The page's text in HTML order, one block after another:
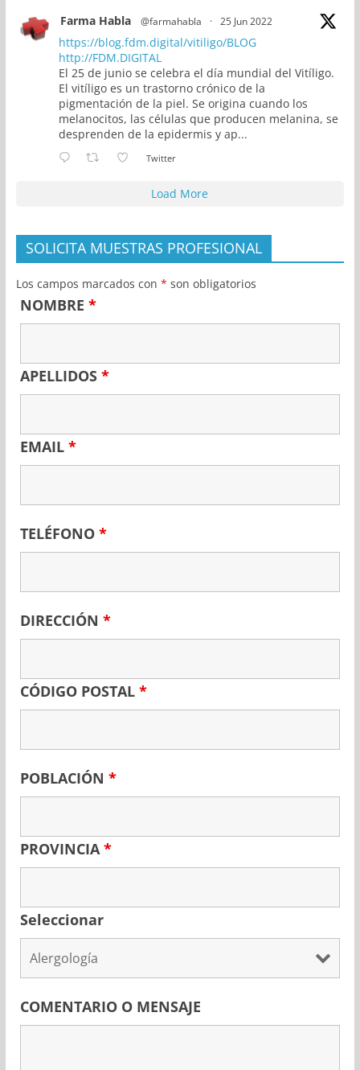
Farma Habla @farmahabla · 25 Jun 2022
https://blog.fdm.digital/vitiligo/BLOG
http://FDM.DIGITAL
El 25 de junio se celebra el día mundial del Vitíligo.
El vitíligo es un trastorno crónico de la
pigmentación de la piel. Se origina cuando los
melanocitos, las células que producen melanina, se
desprenden de la epidermis y ap...
Twitter
Load More
SOLICITA MUESTRAS PROFESIONAL
Los campos marcados con * son obligatorios
NOMBRE *
APELLIDOS *
EMAIL *
TELÉFONO *
DIRECCIÓN *
CÓDIGO POSTAL *
POBLACIÓN *
PROVINCIA*
Seleccionar
COMENTARIO O MENSAJE